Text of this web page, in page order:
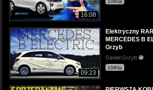
16:08
1080p
09:23
Elektryczny
MERCEDES B
Grzyb
Daniel Grzyb
1080p